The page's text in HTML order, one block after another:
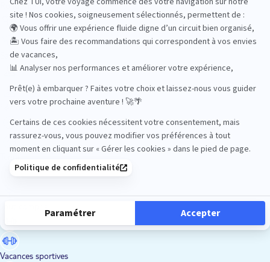
Road Trips
Safari
Sénior
Vacances sportives